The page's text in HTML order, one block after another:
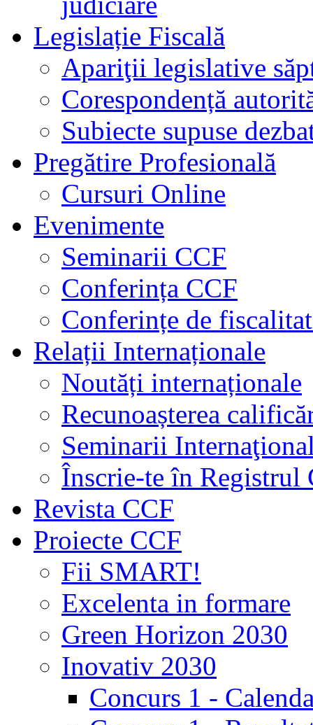
Legislație Fiscală
Apariţii legislative
Corespondență
Subiecte supuse
Pregătire Profesională
Cursuri Online
Evenimente
Seminarii CCF
Conferința CCF
Conferințe de
Relații Internaționale
Noutăți internaționale
Recunoașterea
Seminarii
Înscrie-te în Registrul
Revista CCF
Proiecte CCF
Fii SMART!
Excelenta in formare
Green Horizon 2030
Inovativ 2030
Concurs 1 -